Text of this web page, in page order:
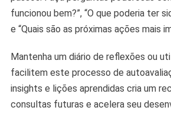
funcionou bem?”, “O que poderia ter
e “Quais são as próximas ações mais
Mantenha um diário de reflexões ou
facilitem este processo de
insights e lições aprendidas cria um
consultas futuras e acelera seu